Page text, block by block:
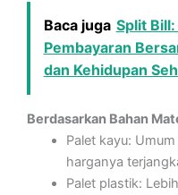
Baca juga Split
Pembayaran
dan Kehidupan
Berdasarkan Bahan
Palet kayu:
harganya
Palet plastik: